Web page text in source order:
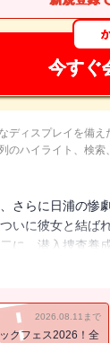
今すぐ
ィスプレイを備え
のハイライト、検索
さらに日浦の惨
いに彼女と結ば
に、潜入捜査養
の一言が・・・
2026.08.11まで
クフェス2026！全